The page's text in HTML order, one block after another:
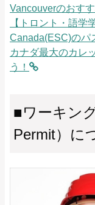
Vancouverのおす
【トロント・語学
Canada(ESC)のパ
カナダ最大のカレ
う！
■ワーキン
Permit）に